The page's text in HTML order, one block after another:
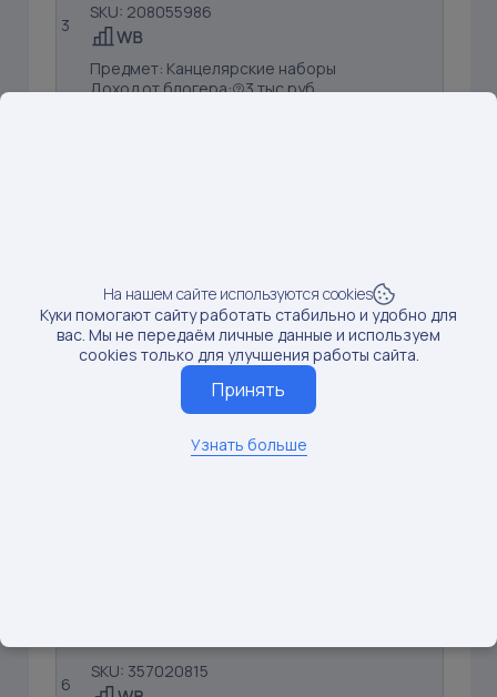
3
SKU: 208055986
Предмет: Канцелярские наборы
Доход от блогера:
3 тыс.руб.
Предмет: Пылесосы
Доход от блогера:
3 тыс.руб.
0.26%
SKU: 275107888
6
SKU: 357020815
На нашем сайте используются cookies
Куки помогают сайту работать стабильно и удобно для
вас. Мы не передаём личные данные и используем
cookies только для улучшения работы сайта.
Принять
Узнать больше